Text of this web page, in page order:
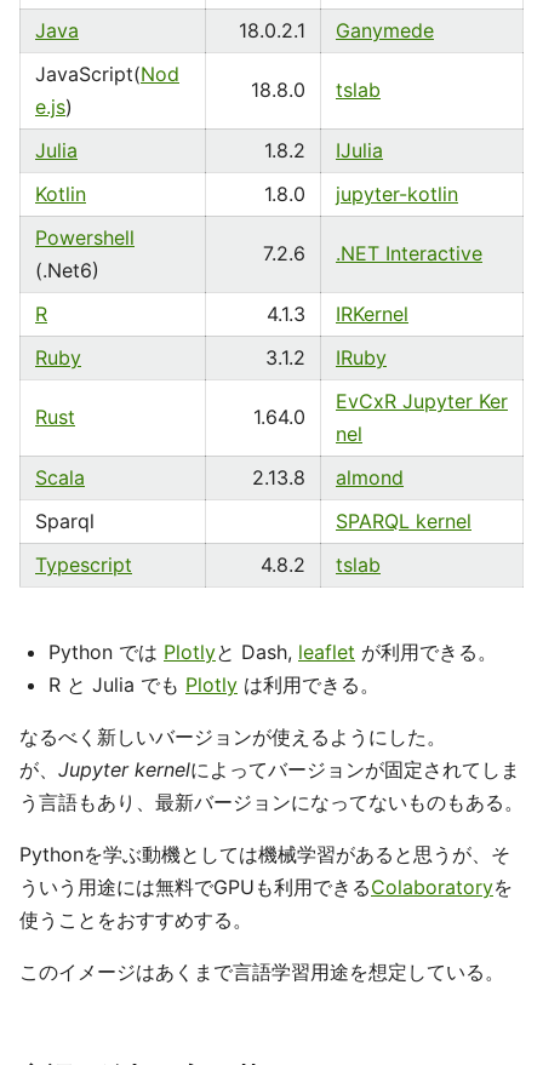
Java
18.0.2.1
Ganymede
JavaScript(Nod
e.js)
18.8.0 tslab
Julia 1.8.2
IJulia
Kotlin
1.8.0
jupyter-kotlin
Powershell
(.Net6)
7.2.6 .NET Interactive
R 4.1.3
IRKernel
Ruby
3.1.2 IRuby
Rust 1.64.0
EvCxR Jupyter Ker
nel
Scala
2.13.8
almond
Sparql
SPARQL kernel
Typescript
4.8.2 tslab
Python では Plotlyと Dash, leaflet が利用できる。
R と Julia でも Plotly は利用できる。
なるべく新しいバージョンが使えるようにした。
が、 Jupyter kernelによってバージョンが固定されてしま
う言語もあり、最新バージョンになってないものもある。
Pythonを学ぶ動機としては機械学習があると思うが、そ
ういう用途には無料でGPUも利用できるColaboratoryを
使うことをおすすめする。
このイメージはあくまで言語学習用途を想定している。